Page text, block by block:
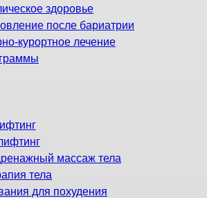
здоровье
после бариатрии
курортное лечение
массаж тела
тела
для похудения